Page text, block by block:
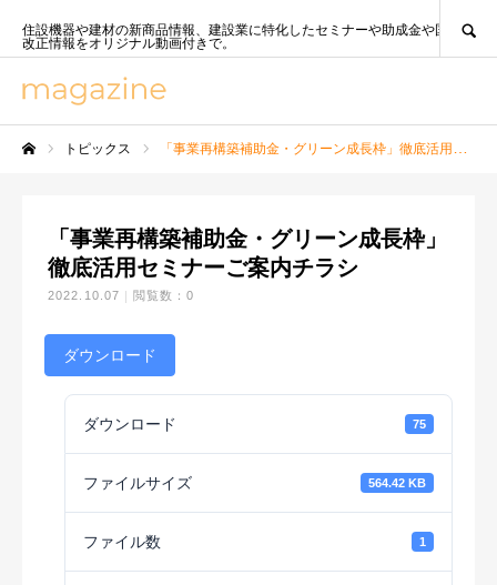
住設機器や建材の新商品情報、建設業に特化したセミナーや助成金や国策、法
改正情報をオリジナル動画付きで。
トピックス 「事業再構築補助金・グリーン成長枠」徹底活用セミナーご案内チラシ
「事業再構築補助金・グリーン成長枠」
徹底活用セミナーご案内チラシ
2022.10.07 閲覧数：0
ダウンロード
ダウンロード 75
ファイルサイズ 564.42 KB
ファイル数 1